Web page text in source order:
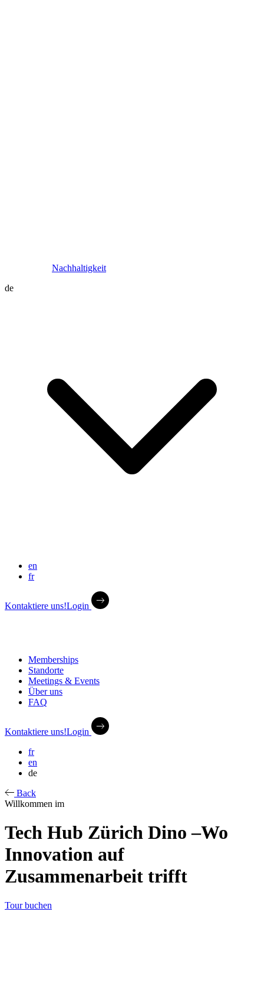
Nachhaltigkeit
de
en
fr
Kontaktiere uns!Login
Memberships
Standorte
Meetings & Events
Über uns
FAQ
Kontaktiere uns!Login
fr
en
de
Back
Willkommen im
Tech Hub Zürich Dino –Wo
Innovation auf
Zusammenarbeit trifft
Tour buchen